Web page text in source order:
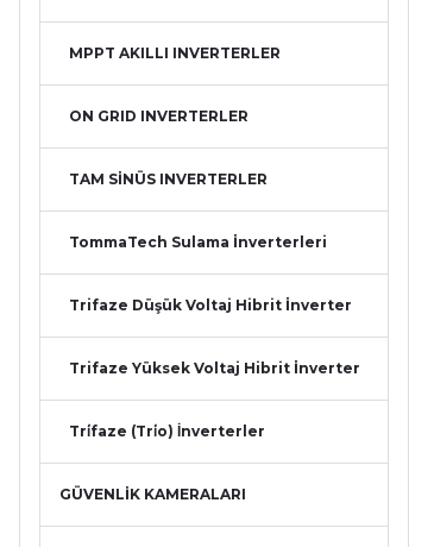
MPPT AKILLI INVERTERLER
ON GRID INVERTERLER
TAM SİNÜS INVERTERLER
TommaTech Sulama İnverterleri
Trifaze Düşük Voltaj Hibrit İnverter
Trifaze Yüksek Voltaj Hibrit İnverter
Tri̇faze (Tri̇o) İnverterler
GÜVENLİK KAMERALARI